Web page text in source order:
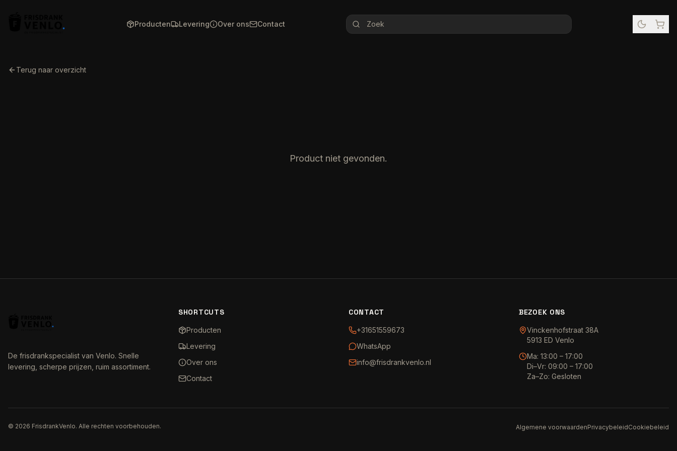
Producten Levering Over ons Contact
Terug naar overzicht
Product niet gevonden.
De frisdrankspecialist van Venlo. Snelle
levering, scherpe prijzen, ruim assortiment.
SHORTCUTS
Producten
Levering
Over ons
Contact
CONTACT
+31651559673
WhatsApp
info@frisdrankvenlo.nl
BEZOEK ONS
Vinckenhofstraat 38A
5913 ED Venlo
Ma: 13:00 – 17:00
Di–Vr: 09:00 – 17:00
Za–Zo: Gesloten
© 2026 FrisdrankVenlo. Alle rechten voorbehouden. Algemene voorwaardenPrivacybeleidCookiebeleid